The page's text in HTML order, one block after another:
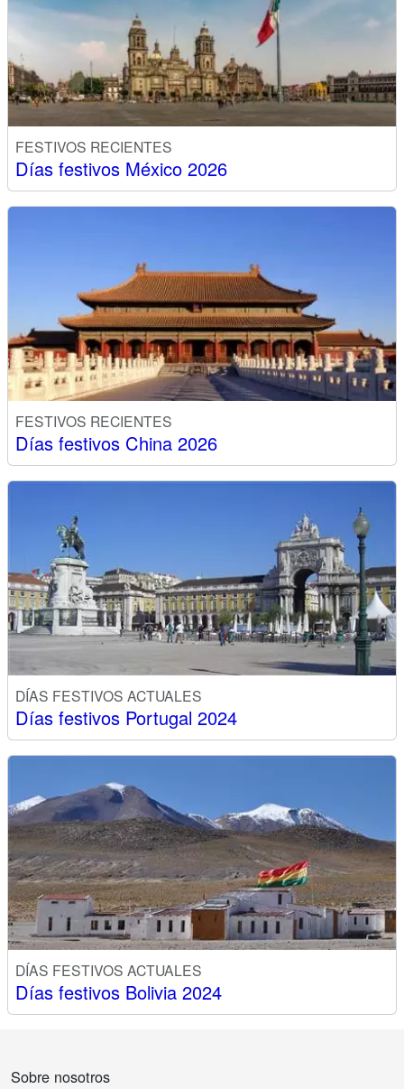
FESTIVOS RECIENTES
Días festivos México 2026
FESTIVOS RECIENTES
Días festivos China 2026
DÍAS FESTIVOS ACTUALES
Días festivos Portugal 2024
DÍAS FESTIVOS ACTUALES
Días festivos Bolivia 2024
Sobre nosotros